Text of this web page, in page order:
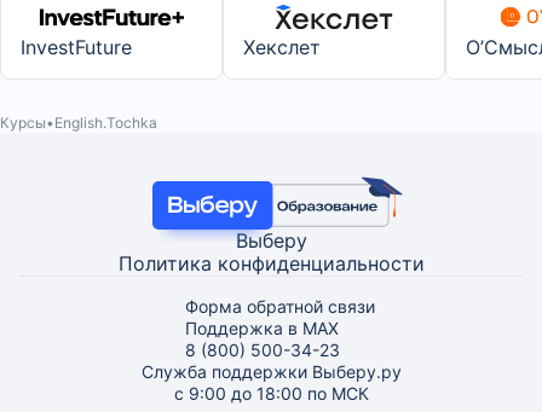
InvestFuture Хекслет
Курсы English.Tochka
Выберу
Политика конфиденциальности
Форма обратной связи
Поддержка в MAX
8 (800) 500-34-23
Служба поддержки Выберу.ру
с 9:00 до 18:00 по МСК